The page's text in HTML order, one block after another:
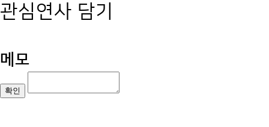
관심연사 담기
메모
확인